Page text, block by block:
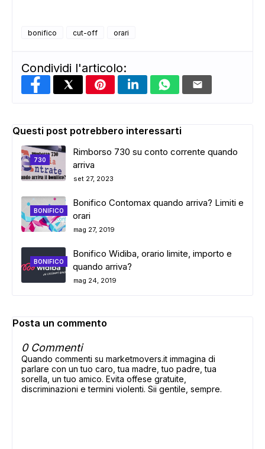
bonifico cut-off orari
Condividi l'articolo:
Questi post potrebbero interessarti
730
Rimborso 730 su conto corrente quando
arriva
set 27, 2023
BONIFICO
Bonifico Contomax quando arriva? Limiti e
orari
mag 27, 2019
BONIFICO
Bonifico Widiba, orario limite, importo e
quando arriva?
mag 24, 2019
Posta un commento
0 Commenti
Quando commenti su marketmovers.it immagina di
parlare con un tuo caro, tua madre, tuo padre, tua
sorella, un tuo amico. Evita offese gratuite,
discriminazioni e termini violenti. Sii gentile, sempre.